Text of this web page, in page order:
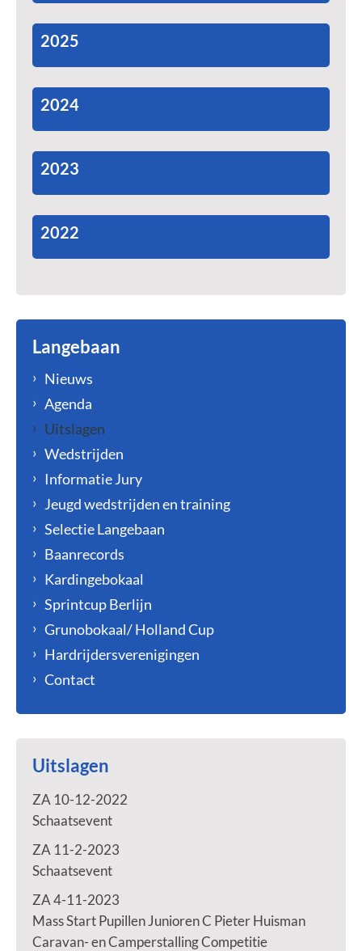
2025
2024
2023
2022
Langebaan
Nieuws
Agenda
Uitslagen
Wedstrijden
Informatie Jury
Jeugd wedstrijden en training
Selectie Langebaan
Baanrecords
Kardingebokaal
Sprintcup Berlijn
Grunobokaal/ Holland Cup
Hardrijdersverenigingen
Contact
Uitslagen
ZA 10-12-2022
Schaatsevent
ZA 11-2-2023
Schaatsevent
ZA 4-11-2023
Mass Start Pupillen Junioren C Pieter Huisman
Caravan- en Camperstalling Competitie